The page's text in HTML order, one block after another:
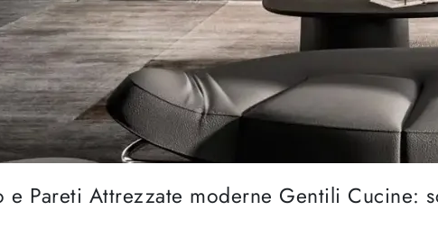
Pareti Attrezzate moderne Gentili Cucine: